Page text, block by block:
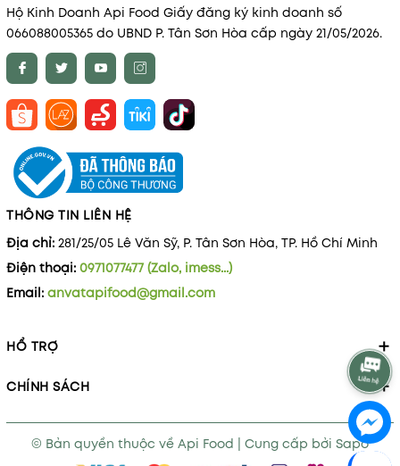
Hộ Kinh Doanh Api Food Giấy đăng ký kinh doanh số
066088005365 do UBND P. Tân Sơn Hòa cấp ngày 21/05/2026.
THÔNG TIN LIÊN HỆ
Địa chỉ: 281/25/05 Lê Văn Sỹ, P. Tân Sơn Hòa, TP. Hồ Chí Minh
Điện thoại: 0971077477 (Zalo, imess...)
Email: anvatapifood@gmail.com
HỔ TRỢ
CHÍNH SÁCH
© Bản quyền thuộc về Api Food | Cung cấp bởi Sapo